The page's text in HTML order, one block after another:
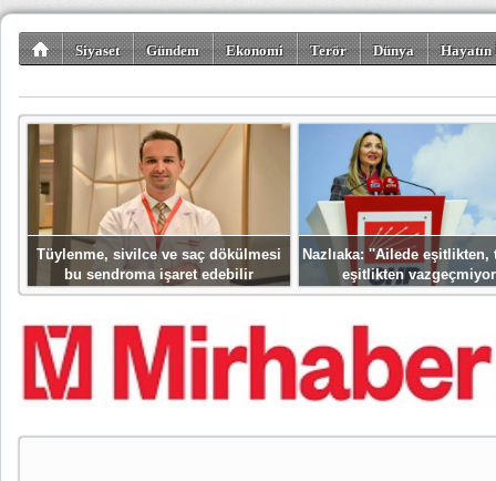
Siyaset Gündem Ekonomi Terör Dünya
Tüylenme, sivilce ve saç dökülmesi
bu sendroma işaret edebilir
Nazlıaka: ''Ailede eşitlikten,
eşitlikten